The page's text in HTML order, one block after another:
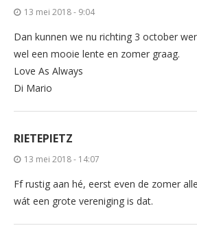
13 mei 2018 - 9:04
Dan kunnen we nu richting 3 october
wel een mooie lente en zomer graag.
Love As Always
Di Mario
RIETEPIETZ
13 mei 2018 - 14:07
Ff rustig aan hé, eerst even de zomer
wát een grote vereniging is dat.